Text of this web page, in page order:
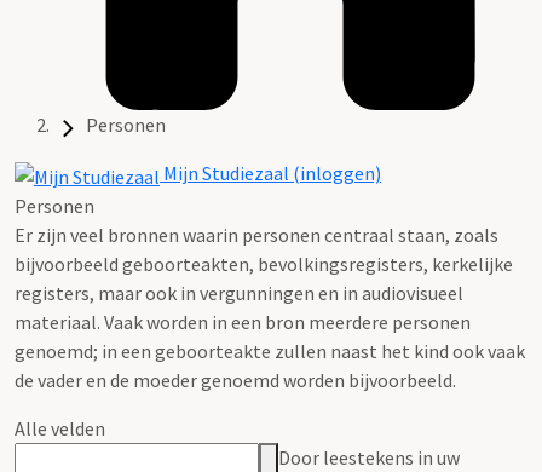
Personen
Mijn Studiezaal (inloggen)
Personen
Er zijn veel bronnen waarin personen centraal staan, zoals
bijvoorbeeld geboorteakten, bevolkingsregisters, kerkelijke
registers, maar ook in vergunningen en in audiovisueel
materiaal. Vaak worden in een bron meerdere personen
genoemd; in een geboorteakte zullen naast het kind ook vaak
de vader en de moeder genoemd worden bijvoorbeeld.
Alle velden
Door leestekens in uw